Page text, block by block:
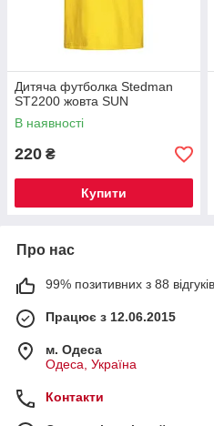
Дитяча футболка Stedman
ST2200 жовта SUN
В наявності
220 ₴
Купити
Про нас
99% позитивних з 88
Працює з 12.06.2015
м. Одеса
Одеса, Україна
Контакти